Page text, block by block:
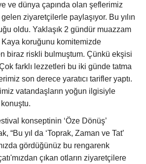
ve dünya çapında olan şeflerimiz
ziyaretçilerle paylaşıyor. Bu yılın
oldu. Yaklaşık 2 gündür muazzam
koruğunu komitemizde
biraz riskli bulmuştum. Çünkü ekşisi
farklı lezzetleri bu iki günde tatma
son derece yaratıcı tarifler yaptı.
vatandaşların yoğun ilgisiyle
konseptinin ‘Öze Dönüş’
“Bu yıl da ‘Toprak, Zaman ve Tat’
gördüğünüz bu rengarenk
çıkan otların ziyaretçilere